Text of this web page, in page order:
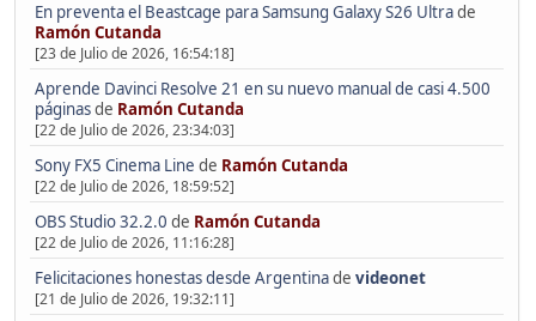
En preventa el Beastcage para Samsung Galaxy S26 Ultrade
Ramón Cutanda
[23 de Julio de 2026, 16:54:18]
Aprende Davinci Resolve 21 en su nuevo manual de casi 4.500
páginasde Ramón Cutanda
[22 de Julio de 2026, 23:34:03]
Sony FX5 Cinema Line de Ramón Cutanda
[22 de Julio de 2026, 18:59:52]
OBS Studio 32.2.0 de Ramón Cutanda
[22 de Julio de 2026, 11:16:28]
Felicitaciones honestas desde Argentinade videonet
[21 de Julio de 2026, 19:32:11]